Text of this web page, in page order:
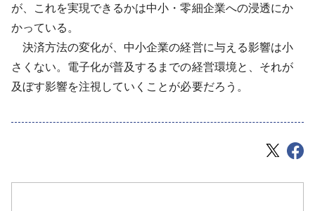
が、これを実現できるかは中小・零細企業への浸透にか
かっている。
決済方法の変化が、中小企業の経営に与える影響は小
さくない。電子化が普及するまでの経営環境と、それが
及ぼす影響を注視していくことが必要だろう。